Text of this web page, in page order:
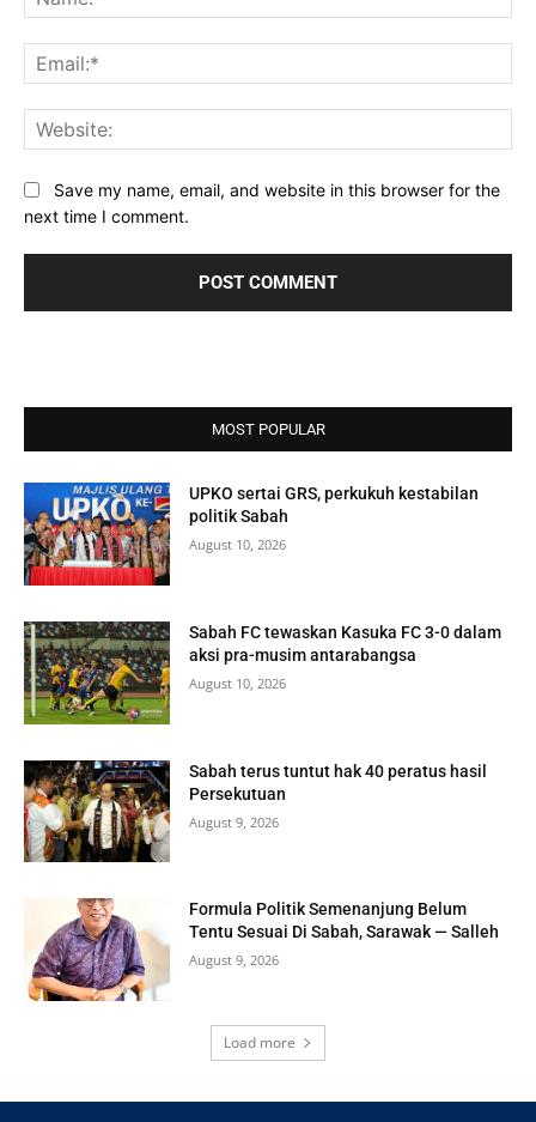
Save my name, email, and website in this browser for the
next time I comment.
MOST POPULAR
UPKO sertai GRS, perkukuh kestabilan
politik Sabah
August 10, 2026
Sabah FC tewaskan Kasuka FC 3-0 dalam
aksi pra-musim antarabangsa
August 10, 2026
Sabah terus tuntut hak 40 peratus hasil
Persekutuan
August 9, 2026
Formula Politik Semenanjung Belum
Tentu Sesuai Di Sabah, Sarawak — Salleh
August 9, 2026
Load more